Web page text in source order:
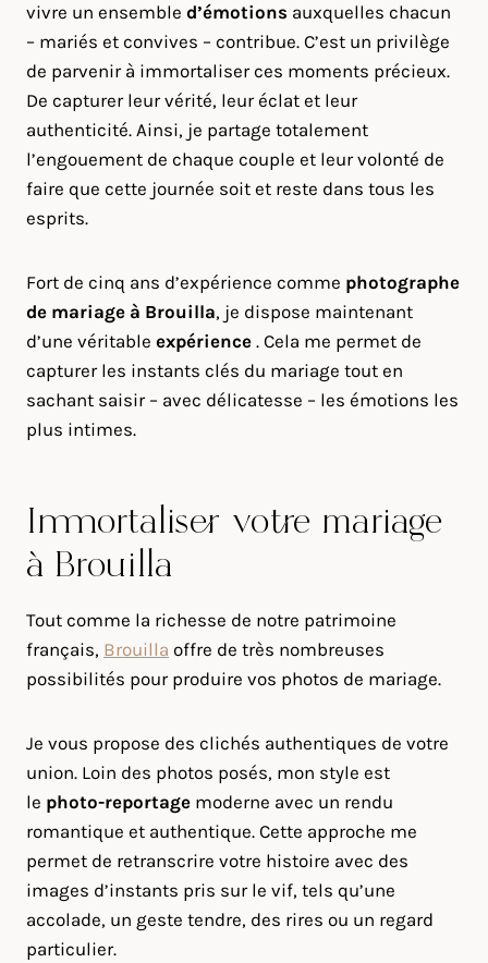
vivre un ensemble d’émotions auxquelles chacun
– mariés et convives – contribue. C’est un privilège
de parvenir à immortaliser ces moments précieux.
De capturer leur vérité, leur éclat et leur
authenticité. Ainsi, je partage totalement
l’engouement de chaque couple et leur volonté de
faire que cette journée soit et reste dans tous les
esprits.
Fort de cinq ans d’expérience comme photographe
de mariage à Brouilla, je dispose maintenant
d’une véritable expérience . Cela me permet de
capturer les instants clés du mariage tout en
sachant saisir – avec délicatesse – les émotions les
plus intimes.
Immortaliser votre mariage
à Brouilla
Tout comme la richesse de notre patrimoine
français, Brouilla offre de très nombreuses
possibilités pour produire vos photos de mariage.
Je vous propose des clichés authentiques de votre
union. Loin des photos posés, mon style est
le photo-reportage moderne avec un rendu
romantique et authentique. Cette approche me
permet de retranscrire votre histoire avec des
images d’instants pris sur le vif, tels qu’une
accolade, un geste tendre, des rires ou un regard
particulier.